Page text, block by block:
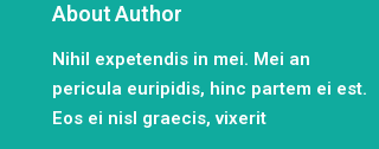
About Author
Nihil expetendis in mei. Mei an
pericula euripidis, hinc partem ei est.
Eos ei nisl graecis, vixerit